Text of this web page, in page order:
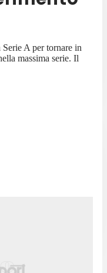
A per tornare in
massima serie. Il